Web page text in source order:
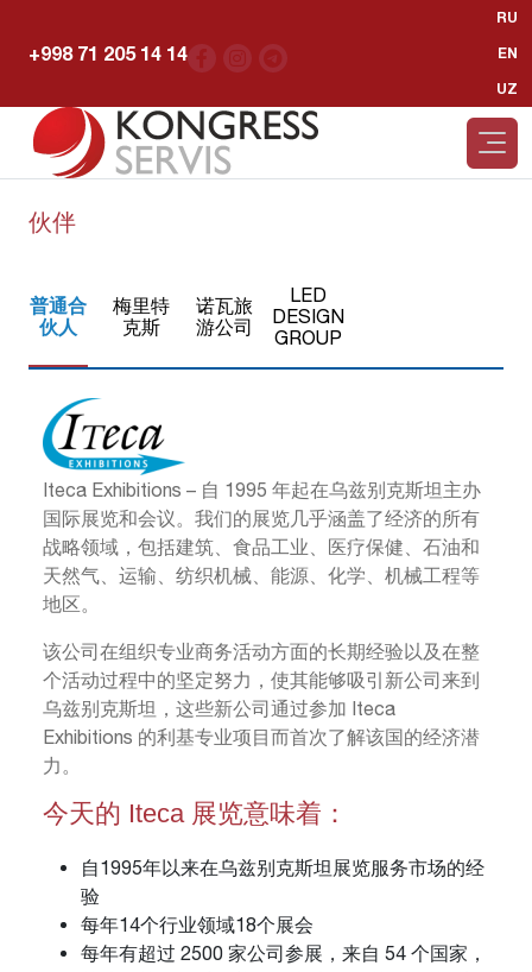
+998 71 205 14 14
RU
EN
UZ
伙伴
普通合
伙人
梅里特
克斯
诺瓦旅
游公司
LED
DESIGN
GROUP
Iteca Exhibitions – 自 1995 年起在乌兹别克斯坦主办
国际展览和会议。我们的展览几乎涵盖了经济的所有
战略领域，包括建筑、食品工业、医疗保健、石油和
天然气、运输、纺织机械、能源、化学、机械工程等
地区。
该公司在组织专业商务活动方面的长期经验以及在整
个活动过程中的坚定努力，使其能够吸引新公司来到
乌兹别克斯坦，这些新公司通过参加 Iteca
Exhibitions 的利基专业项目而首次了解该国的经济潜
力。
今天的 Iteca 展览意味着：
自1995年以来在乌兹别克斯坦展览服务市场的经
验
每年14个行业领域18个展会
每年有超过 2500 家公司参展，来自 54 个国家，